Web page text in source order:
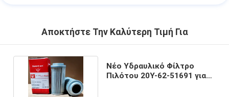
Αποκτήστε Την Καλύτερη Τιμή Για
Νέο Υδραυλικό Φίλτρο
Πιλότου 20Y-62-51691 για